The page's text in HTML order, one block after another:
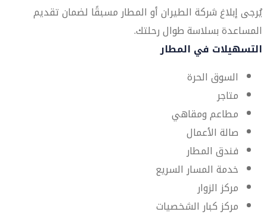
يُرجى إبلاغ شركة الطيران أو المطار مسبقًا لضمان تقديم
المساعدة بسلاسة طوال رحلتك.
التسهيلات في المطار
السوق الحرة
متاجر
مطاعم ومقاهي
صالة الأعمال
فندق المطار
خدمة المسار السريع
مركز الزوار
مركز كبار الشخصيات